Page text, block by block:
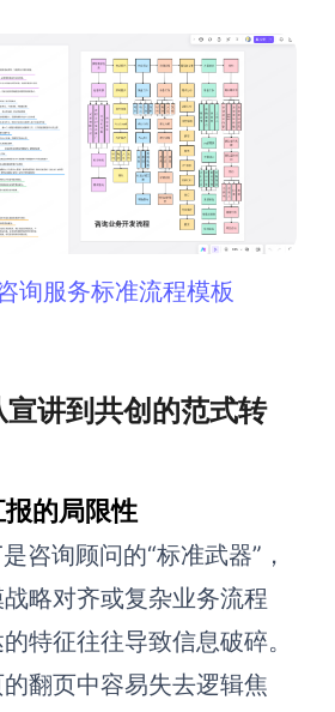
在线绘图
思维和灵感整理
流程整理
UML图
情绪板
询服务标准流程模板
宣讲到共创的范式转
报的局限性
咨询顾问的“标准武器”，
略对齐或复杂业务流程
特征往往导致信息破碎。
翻页中容易失去逻辑焦